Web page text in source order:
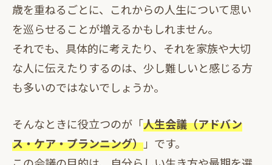
歳を重ねるごとに、これからの人生について思い
を巡らせることが増えるかもしれません。
それでも、具体的に考えたり、それを家族や大切
な人に伝えたりするのは、少し難しいと感じる方
も多いのではないでしょうか。
そんなときに役立つのが「人生会議（アドバン
ス・ケア・プランニング）」です。